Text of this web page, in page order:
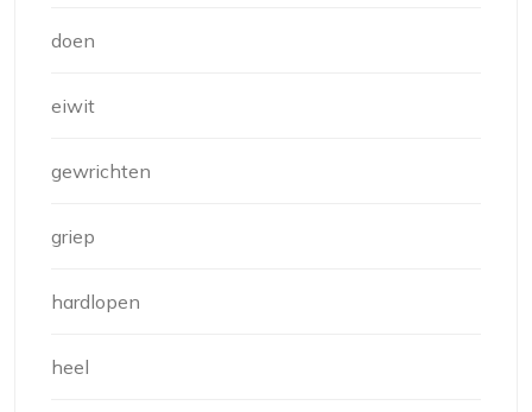
doen
eiwit
gewrichten
griep
hardlopen
heel